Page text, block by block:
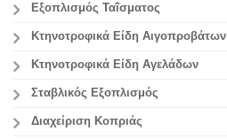
Εξοπλισμός Ταΐσματος
Κτηνοτροφικά Είδη Αιγοπροβάτων
Κτηνοτροφικά Είδη Αγελάδων
Σταβλικός Εξοπλισμός
Διαχείριση Κοπριάς